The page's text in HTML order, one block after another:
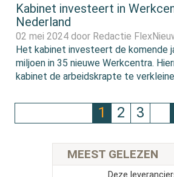
Kabinet investeert in
Nederland
02 mei 2024 door Redactie
Het kabinet investeert de komende
miljoen in 35 nieuwe Werkcentra.
kabinet de arbeidskrapte te
1 2 3
MEEST GELEZEN